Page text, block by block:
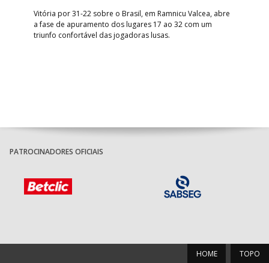
Vitória por 31-22 sobre o Brasil, em Ramnicu Valcea, abre
a fase de apuramento dos lugares 17 ao 32 com um
triunfo confortável das jogadoras lusas.
PATROCINADORES OFICIAIS
TOPO
HOME